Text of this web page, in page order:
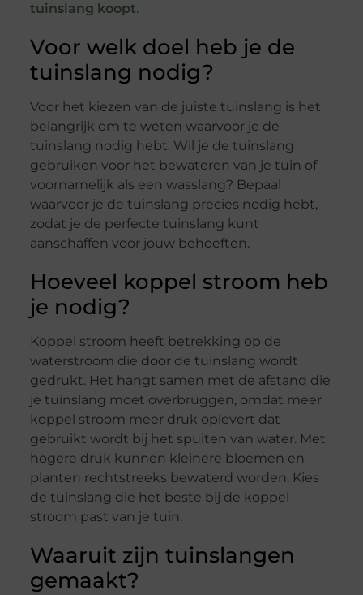
tuinslang koopt.
Voor welk doel heb je de
tuinslang nodig?
Voor het kiezen van de juiste tuinslang is het
belangrijk om te weten waarvoor je de
tuinslang nodig hebt. Wil je de tuinslang
gebruiken voor het bewateren van je tuin of
voornamelijk als een wasslang? Bepaal
waarvoor je de tuinslang precies nodig hebt,
zodat je de perfecte tuinslang kunt
aanschaffen voor jouw behoeften.
Hoeveel koppel stroom heb
je nodig?
Koppel stroom heeft betrekking op de
waterstroom die door de tuinslang wordt
gedrukt. Het hangt samen met de afstand die
je tuinslang moet overbruggen, omdat meer
koppel stroom meer druk oplevert dat
gebruikt wordt bij het spuiten van water. Met
hogere druk kunnen kleinere bloemen en
planten rechtstreeks bewaterd worden. Kies
de tuinslang die het beste bij de koppel
stroom past van je tuin.
Waaruit zijn tuinslangen
gemaakt?